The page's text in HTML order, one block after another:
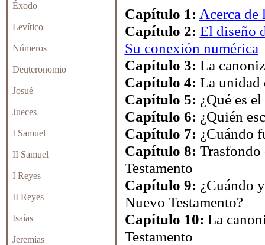
Éxodo
Levítico
Números
Deuteronomio
Josué
Jueces
I Samuel
II Samuel
I Reyes
II Reyes
Isaías
Jeremías
Capítulo 1: Acerca de
Capítulo 2: El diseño
Su conexión numérica
Capítulo 3: La
Capítulo 4: La unidad
Capítulo 5: ¿Qué es
Capítulo 6: ¿Quién
Capítulo 7: ¿Cuándo
Capítulo 8:
Testamento
Capítulo 9: ¿Cuándo
Nuevo Testamento?
Capítulo 10: La
Testamento